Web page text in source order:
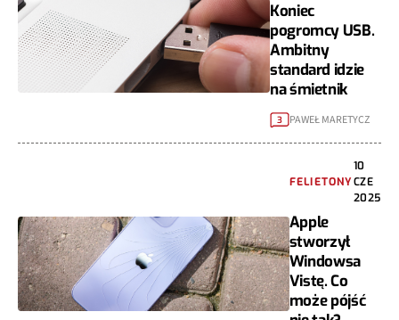
Koniec
pogromcy USB.
Ambitny
standard idzie
na śmietnik
3 PAWEŁ MARETYCZ
FELIETONY
10
CZE
2025
Apple
stworzył
Windowsa
Vistę. Co
może pójść